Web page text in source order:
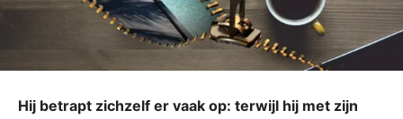
Hij betrapt zichzelf er vaak op: terwijl hij met zijn